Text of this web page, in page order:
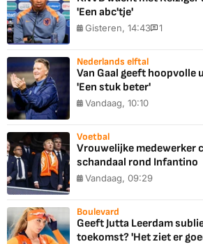
'Een abc'tje'
Gisteren, 14:43 1
Nederlands elftal
Van Gaal geeft hoopvolle
'Een stuk beter'
Vandaag, 10:10
Voetbal
Vrouwelijke medewerker
schandaal rond Infantino
Vandaag, 09:29
Boulevard
Geeft Jutta Leerdam
toekomst? 'Het ziet er